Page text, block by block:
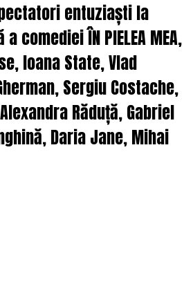
entuziaști la
comediei ÎN PIELEA MEA,
Ioana State, Vlad
Sergiu Costache,
Răduță, Gabriel
Daria Jane, Mihai